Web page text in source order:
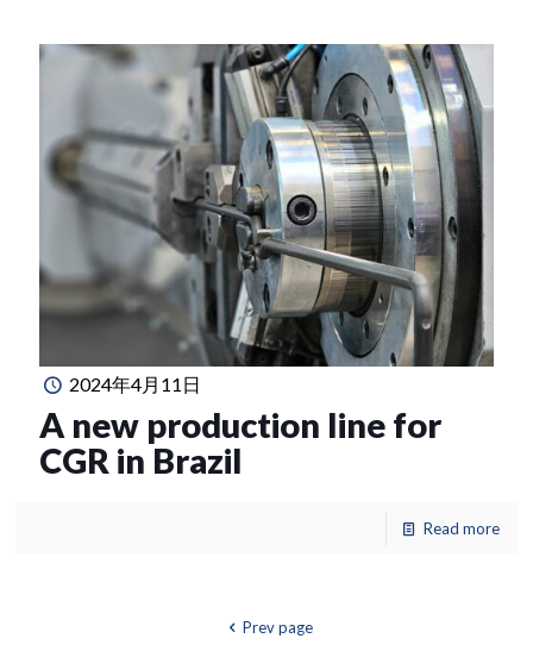
2024年4月11日
A new production line for
CGR in Brazil
Read more
Prev page